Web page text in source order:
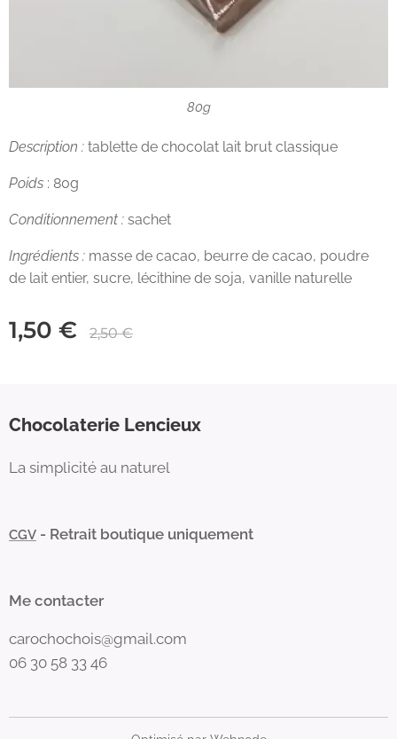
80g
Description : tablette de chocolat lait brut classique
Poids : 80g
Conditionnement : sachet
Ingrédients : masse de cacao, beurre de cacao, poudre
de lait entier, sucre, lécithine de soja, vanille naturelle
1,50 € 2,50€
Chocolaterie Lencieux
La simplicité au naturel
CGV - Retrait boutique uniquement
Me contacter
carochochois@gmail.com
06 30 58 33 46